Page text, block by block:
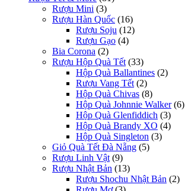
Rượu Mini (3)
Rượu Hàn Quốc (16)
Rượu Soju (12)
Rượu Gạo (4)
Bia Corona (2)
Rượu Hộp Quà Tết (33)
Hộp Quà Ballantines (2)
Rượu Vang Tết (2)
Hộp Quà Chivas (8)
Hộp Quà Johnnie Walker (6)
Hộp Quà Glenfiddich (3)
Hộp Quà Brandy XO (4)
Hộp Quà Singleton (3)
Giỏ Quà Tết Đà Nẵng (5)
Rượu Linh Vật (9)
Rượu Nhật Bản (13)
Rượu Shochu Nhật Bản (2)